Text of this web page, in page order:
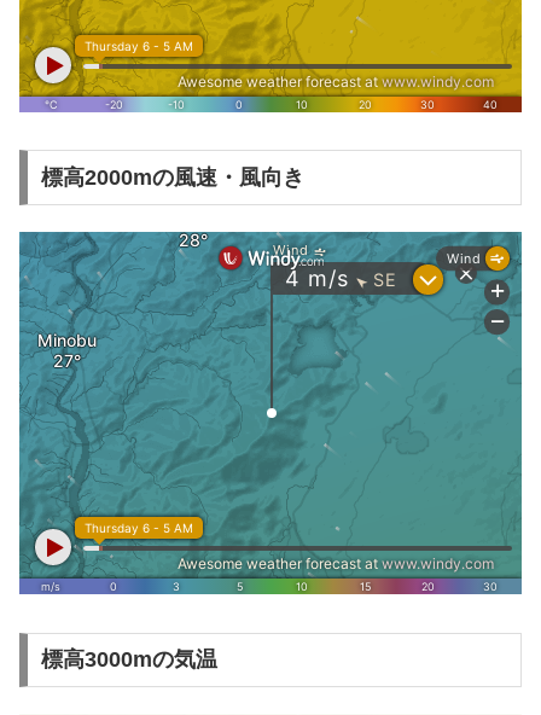
標高2000mの風速・風向き
標高3000mの気温